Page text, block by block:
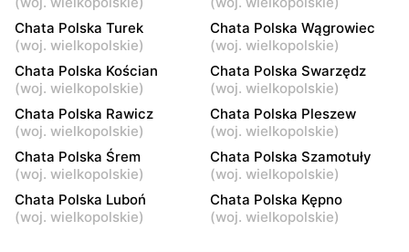
Piłsudskiego 23
Chata Polska
Grabów nad Prosną, ul.
rynek Władysława Jagiełły
1
Chata Polska
Pyzdry, ul. Wrąbczynek 1
Chata Polska
Chwalibogowo, ul.
Chwalibogowo 19/1
Chata Polska
Doruchów, ul.
Ostrzeszowska 1
Chata Polska Chata Polska
Chata Polska Turek
(woj. wielkopolskie)
Chata Polska Wągrowiec
(woj. wielkopolskie)
Chata Polska Kościan
(woj. wielkopolskie)
Chata Polska Swarzędz
(woj. wielkopolskie)
Chata Polska Rawicz
(woj. wielkopolskie)
Chata Polska Pleszew
(woj. wielkopolskie)
Chata Polska Śrem
(woj. wielkopolskie)
Chata Polska Szamotuły
(woj. wielkopolskie)
Chata Polska Luboń
(woj. wielkopolskie)
Chata Polska Kępno
(woj. wielkopolskie)